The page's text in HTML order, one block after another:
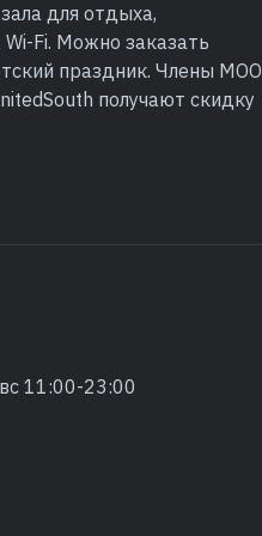
для отдыха,
Fi. Можно заказать
праздник. Члены МОО
получают скидку
11:00-23:00